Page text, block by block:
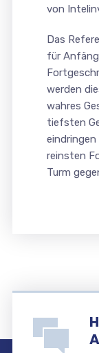
von
Das
für
werden
wahres
tiefsten
reinsten
Turm